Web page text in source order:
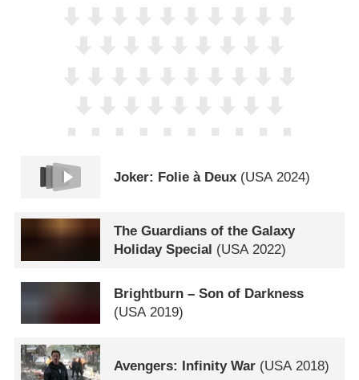
Joker: Folie à Deux (USA2024)
The Guardians of the Galaxy
Holiday Special (USA 2022)
Brightburn – Son of Darkness
(USA2019)
Avengers: Infinity War (USA 2018)